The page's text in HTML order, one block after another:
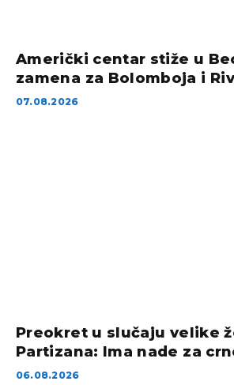
Američki centar stiže u
zamena za Bolomboja i
07.08.2026
Preokret u slučaju velike
Partizana: Ima nade za
06.08.2026